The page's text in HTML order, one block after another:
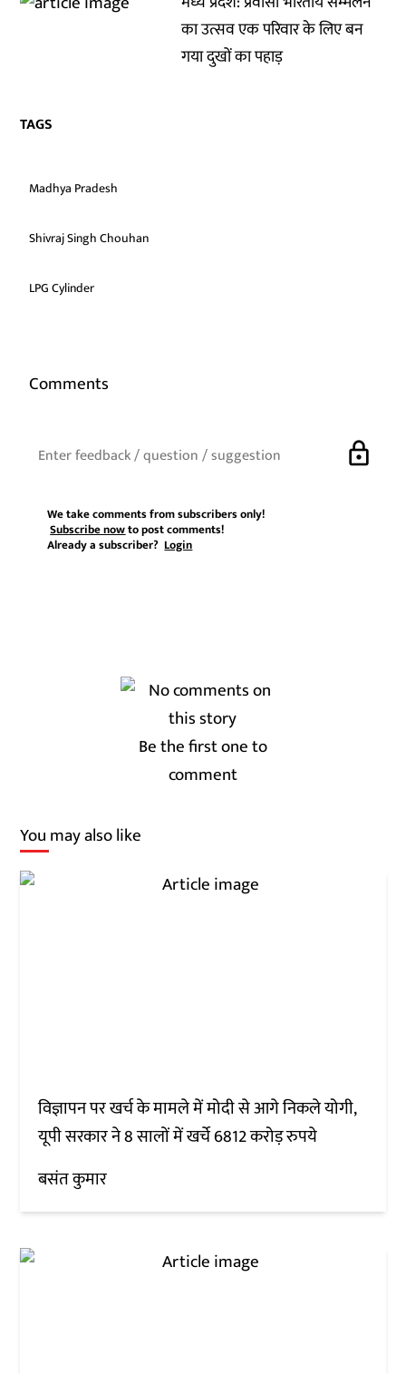
का उत्सव एक परिवार के लिए बन
गया दुखों का पहाड़
TAGS
Madhya Pradesh
Shivraj Singh Chouhan
LPG Cylinder
Comments
lock
We take comments from subscribers only!
Subscribe nowto post comments!
Already a subscriber?Login
Be the first one to
comment
You may also like
विज्ञापन पर खर्च के मामले में मोदी से आगे निकले योगी,
यूपी सरकार ने 8 सालों में खर्चे 6812 करोड़ रुपये
बसंत कुमार